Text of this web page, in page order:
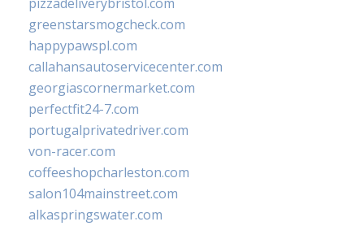
greenstarsmogcheck.com
happypawspl.com
callahansautoservicecenter.com
georgiascornermarket.com
perfectfit24-7.com
portugalprivatedriver.com
von-racer.com
coffeeshopcharleston.com
salon104mainstreet.com
alkaspringswater.com